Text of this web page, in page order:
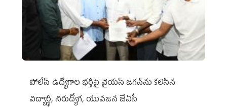
పోలీస్ ఉద్యోగాల భర్తీపై వైయస్ జగన్‌ను కలిసిన
విద్యార్థి, నిరుద్యోగ, యువజన జేఏసీ